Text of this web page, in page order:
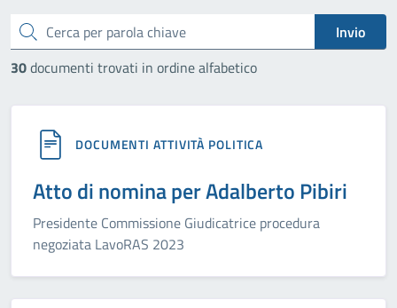
cerca
Invio
30documenti trovati in ordine alfabetico
DOCUMENTI ATTIVITÀ POLITICA
Atto di nomina per Adalberto Pibiri
Presidente Commissione Giudicatrice procedura
negoziata LavoRAS 2023